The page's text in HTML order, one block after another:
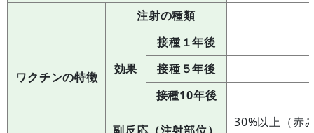
ワクチンの特徴
注射の種類
効果
接種１年後
接種５年後
接種10年後
30%以上（赤